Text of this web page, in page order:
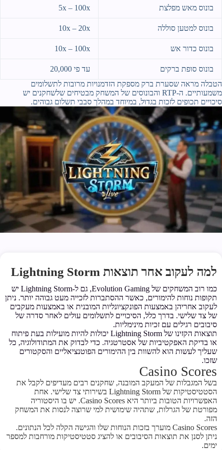
בונוס מאש מפלצת 5x – 100x
בונוס למטען סוללה 10x – 20x
בונוס כדור אש 10x – 100x
בונוס סופת ברקים
עד פי 20,000
הטבלה מראה שסערת ברק מספקת הזדמנויות מרובות לתשלומים
משמעותיים. ה-RTP והבונוסים של המשחק מבטיחים שלשחקנים יש
סיכויים תכופים לזכות בגדול, במיוחד במהלך סבבי תשלום גבוהים.
למה לעקוב אחר תוצאות Lightning Storm
כמו רוב המשחקים של Evolution Gaming, גם ל-Lightning Storm יש
תקופות נוחות להימורים, כאשר ההסתברות לזכייה מעט גבוהה יותר. ניתן
לעקוב אחריהן באמצעות הפונקציונליות המובנית או באמצעות מעקבים
של צד שלישי. בדרך כלל, הסיכויים לתשלומים עולים לאחר סדרה של
סיבובים רגילים עם זכיות מינימליות.
תוצאות הקזינו של Lightning Storm יכולות להיות מועילות בעת פיתוח
או בדיקת האפקטיביות של אסטרטגיה. כדי לבדוק את המתודולוגיה, כל
שעליך לעשות הוא להשוות בין ההימורים הפוטנציאליים והסקטורים
שזכו.
Casino Scores
בשל המגבלות של המעקב המובנה, שחקנים רבים מעדיפים לקבל את
הסטטיסטיקות של Lightning Storm בשירותי צד שלישי. אחת
האפשרויות הטובות ביותר היא Casino Scores. יש בו היסטוריה
מפורטת של הגרלות, שתהיה שימושית למי שרוצה לנסות את המשחק
הזה.
Casino Scores מוערך בזכות הנוחות שלו והגישה הקלה לכל הנתונים.
ניתן לסנן את תוצאות הסיבובים או להציג סטטיסטיקות מורחבות למספר
ימים.